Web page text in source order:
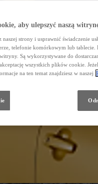
aby ulepszyć naszą
naszej strony i usprawnić świadczenie
telefonie komórkowym lub tablecie.
Są wykorzystywane do
wszystkich plików cookie.
na ten temat znajdziesz w naszej